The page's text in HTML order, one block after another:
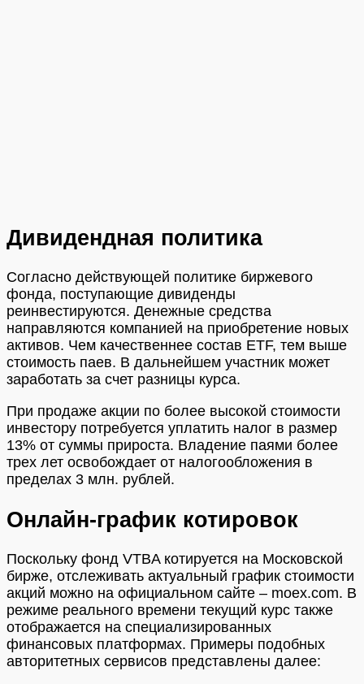
Дивидендная политика
Согласно действующей политике биржевого
фонда, поступающие дивиденды
реинвестируются. Денежные средства
направляются компанией на приобретение новых
активов. Чем качественнее состав ETF, тем выше
стоимость паев. В дальнейшем участник может
заработать за счет разницы курса.
При продаже акции по более высокой стоимости
инвестору потребуется уплатить налог в размер
13% от суммы прироста. Владение паями более
трех лет освобождает от налогообложения в
пределах 3 млн. рублей.
Онлайн-график котировок
Поскольку фонд VTBA котируется на Московской
бирже, отслеживать актуальный график стоимости
акций можно на официальном сайте – moex.com. В
режиме реального времени текущий курс также
отображается на специализированных
финансовых платформах. Примеры подобных
авторитетных сервисов представлены далее: